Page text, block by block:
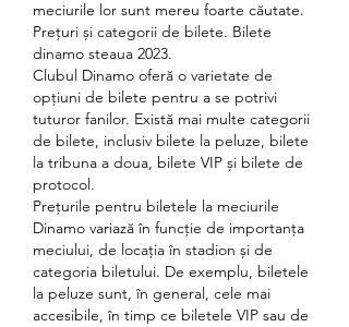
meciurile lor sunt mereu foarte căutate.
Prețuri și categorii de bilete. Bilete
dinamo steaua 2023.
Clubul Dinamo oferă o varietate de
opțiuni de bilete pentru a se potrivi
tuturor fanilor. Există mai multe categorii
de bilete, inclusiv bilete la peluze, bilete
la tribuna a doua, bilete VIP și bilete de
protocol.
Prețurile pentru biletele la meciurile
Dinamo variază în funcție de importanța
meciului, de locația în stadion și de
categoria biletului. De exemplu, biletele
la peluze sunt, în general, cele mai
accesibile, în timp ce biletele VIP sau de